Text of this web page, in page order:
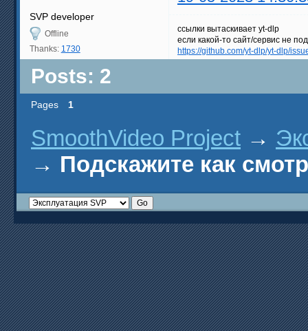
SVP developer
Offline
Thanks: 1730
ссылки вытаскивает yt-dlp
если какой-то сайт/сервис не
https://github.com/yt-dlp/yt-dlp/
Posts: 2
Pages 1
SmoothVideo Project →
→ Подскажите как